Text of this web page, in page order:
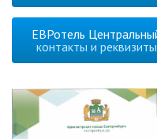
ЕВРотель
контакты и реквизиты